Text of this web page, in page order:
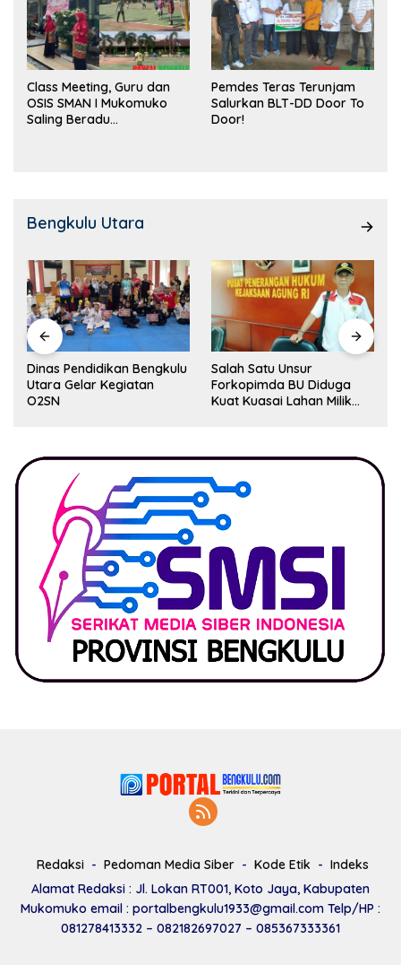
Class Meeting, Guru dan
OSIS SMAN I Mukomuko
Saling Beradu
Pemdes Teras Terunjam
Salurkan BLT-DD Door To
Door!
Bengkulu Utara
Dinas Pendidikan Bengkulu
Utara Gelar Kegiatan
O2SN
Salah Satu Unsur
Forkopimda BU Diduga
Kuat Kuasai Lahan Milik
Redaksi Pedoman Media Siber Kode Etik
Indeks
Alamat Redaksi : Jl. Lokan RT001, Koto Jaya, Kabupaten
Mukomuko email : portalbengkulu1933@gmail.com Telp/HP :
081278413332 – 082182697027 – 085367333361